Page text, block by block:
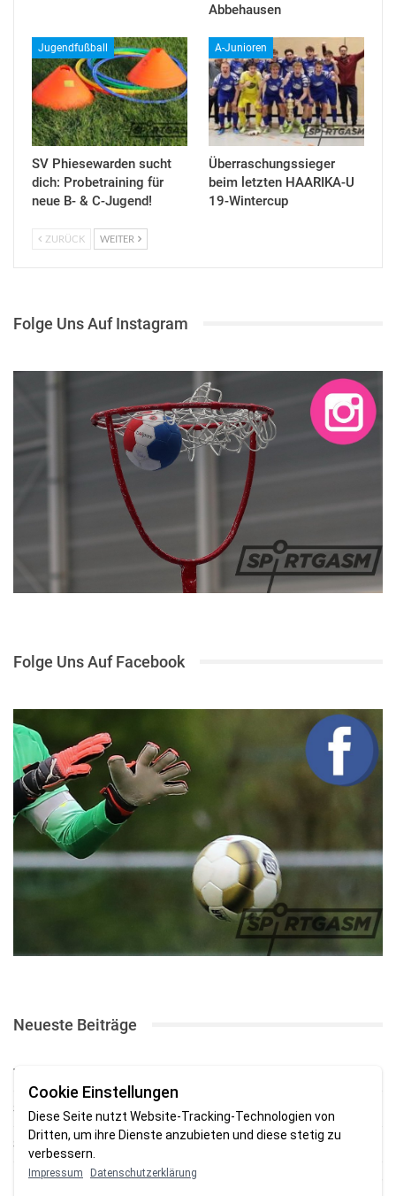
Abbehausen
Jugendfußball
SV Phiesewarden sucht
dich: Probetraining für
neue B- & C-Jugend!
A-Junioren
Überraschungssieger
beim letzten HAARIKA-U
19-Wintercup
ZURÜCK WEITER
Folge Uns Auf Instagram
Folge Uns Auf Facebook
Neueste Beiträge
TSV gewinnt Testspiel bei Braker Reserve
SV Brake gewinnt erstes Heimspiel mit 2:0
SV Brake feiert 5:2-Auftaktsieg beim Delmenhorster TB
Fehlstart in Oldenburg: 1. FC Nordenham verliert zum Bezirksliga-
Cookie Einstellungen
Diese Seite nutzt Website-Tracking-Technologien von
Dritten, um ihre Dienste anzubieten und diese stetig zu
verbessern.
Impressum Datenschutzerklärung